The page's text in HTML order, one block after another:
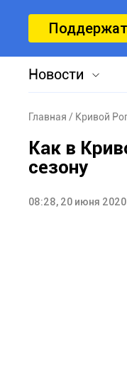
Новости
Главная Кривой
Как в
сезону
08:28, 20 июня 2020